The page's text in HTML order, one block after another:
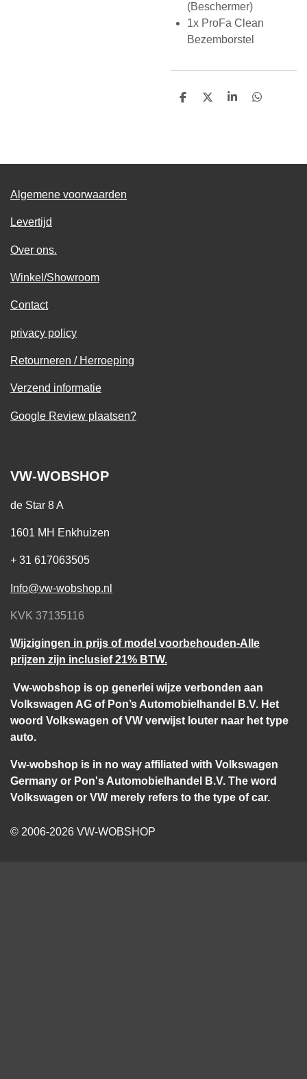
(Beschermer)
1x ProFa Clean
Bezemborstel
D
D
S
D
Algemene voorwaarden
Levertijd
Over ons.
Winkel/Showroom
Contact
privacy policy
Retourneren / Herroeping
Verzend informatie
Google Review plaatsen?
VW-WOBSHOP
de Star 8 A
1601 MH Enkhuizen
+ 31 617063505
Info@vw-wobshop.nl
KVK 37135116
Wijzigingen in prijs of model voorbehouden-Alle
prijzen zijn inclusief 21% BTW.
Vw-wobshop is op generlei wijze verbonden aan
Volkswagen AG of Pon’s Automobielhandel B.V. Het
woord Volkswagen of VW verwijst louter naar het type
auto.
Vw-wobshop is in no way affiliated with Volkswagen
Germany or Pon's Automobielhandel B.V. The word
Volkswagen or VW merely refers to the type of car.
© 2006-2026 VW-WOBSHOP